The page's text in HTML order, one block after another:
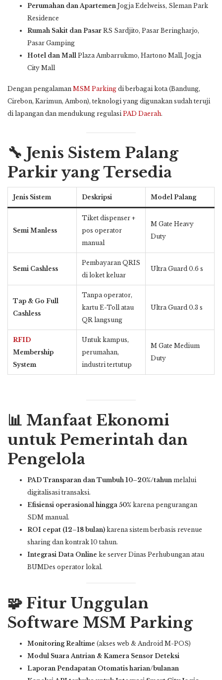
Perumahan dan Apartemen Jogja Edelweiss, Sleman Park
Residence
Rumah Sakit dan Pasar RS Sardjito, Pasar Beringharjo,
Pasar Gamping
Hotel dan Mall Plaza Ambarrukmo, Hartono Mall, Jogja
City Mall
Dengan pengalaman MSM Parking di berbagai kota (Bandung,
Cirebon, Karimun, Ambon), teknologi yang digunakan sudah teruji
di lapangan dan mendukung regulasi PAD Daerah.
🔧 Jenis Sistem Palang
Parkir yang Tersedia
Jenis Sistem Deskripsi Model Palang
Semi Manless
Tiket dispenser +
pos operator
manual
M Gate Heavy
Duty
Semi Cashless
Pembayaran QRIS
di loket keluar
Ultra Guard 0.6 s
Tap & Go Full
Cashless
Tanpa operator,
kartu E-Toll atau
QR langsung
Ultra Guard 0.3 s
RFID
Membership
System
Untuk kampus,
perumahan,
industri tertutup
M Gate Medium
Duty
📊 Manfaat Ekonomi
untuk Pemerintah dan
Pengelola
PAD Transparan dan Tumbuh 10–20%/tahun melalui
digitalisasi transaksi.
Efisiensi operasional hingga 50% karena pengurangan
SDM manual.
ROI cepat (12–18 bulan) karena sistem berbasis revenue
sharing dan kontrak 10 tahun.
Integrasi Data Online ke server Dinas Perhubungan atau
BUMDes operator lokal.
🧩 Fitur Unggulan
Software MSM Parking
Monitoring Realtime (akses web & Android M-POS)
Modul Suara Antrian & Kamera Sensor Deteksi
Laporan Pendapatan Otomatis harian/bulanan